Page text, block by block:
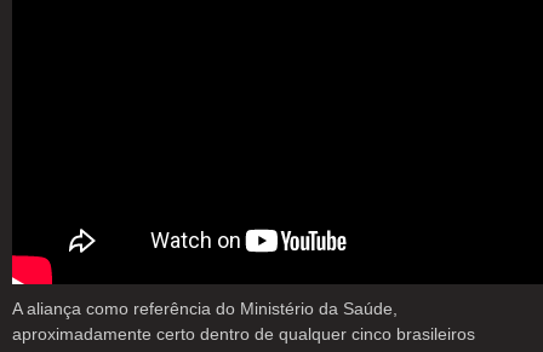
A aliança como referência do Ministério da Saúde,
aproximadamente certo dentro de qualquer cinco brasileiros